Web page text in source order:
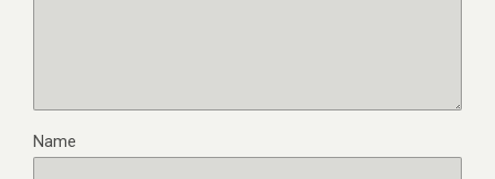
Name